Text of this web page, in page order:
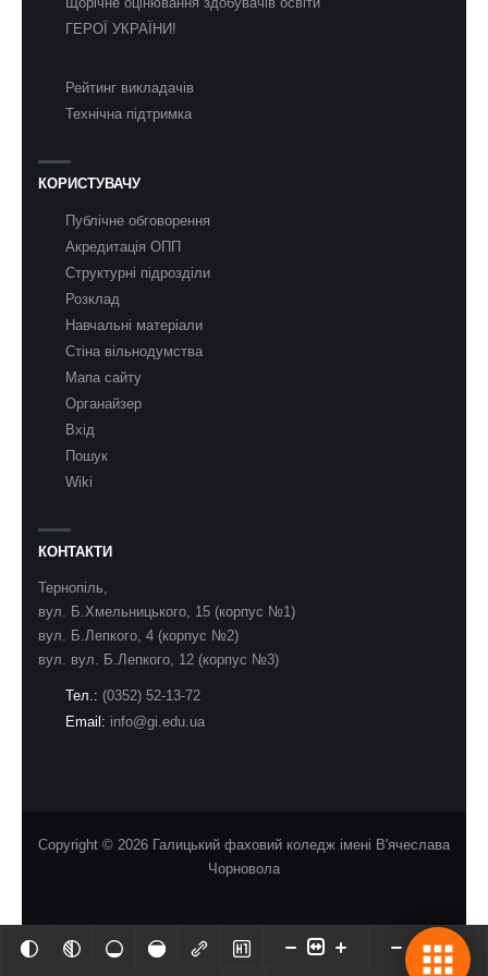
Aa

ГЕРОЇ УКРАЇНИ!
Рейтинг викладачів
Технічна підтримка
КОРИСТУВАЧУ
Публічне обговорення
Акредитація ОПП
Структурні підрозділи
Розклад
Навчальні матеріали
Стіна вільнодумства
Мапа сайту
Органайзер
Вхід
Пошук
Wiki
КОНТАКТИ
Тернопіль,
вул. Б.Хмельницького, 15 (корпус №1)
вул. Б.Лепкого, 4 (корпус №2)
вул. вул. Б.Лепкого, 12 (корпус №3)
Тел.: (0352) 52-13-72
Email: info@gi.edu.ua
Copyright © 2026 Галицький фаховий коледж імені В'ячеслава
Чорновола